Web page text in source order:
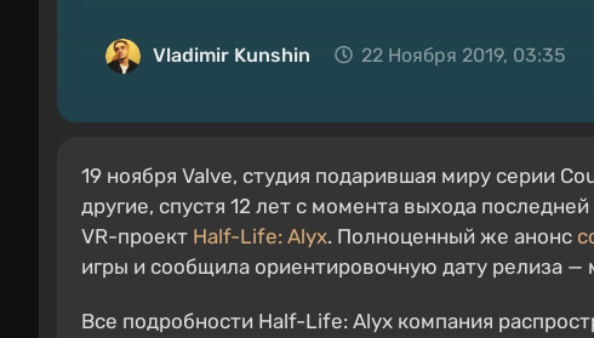
Vladimir Kunshin 22 Ноября 2019, 03:35
19 ноября Valve, студия подарившая миру серии
другие, спустя 12 лет с момента выхода
VR-проект Half-Life: Alyx. Полноценный же анонс
игры и сообщила ориентировочную дату релиза —
Все подробности Half-Life: Alyx компания